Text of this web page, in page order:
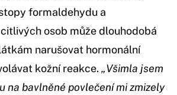
formaldehydu a
osob může dlouhodobá
narušovat hormonální
kožní reakce. „Všimla jsem
na bavlněné povlečení mi zmizely